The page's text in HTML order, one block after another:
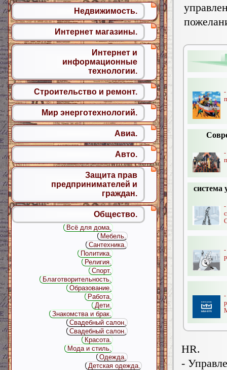
система
-
-
HR.
-
Недвижимость.
Интернет магазины.
Интернет и
информационные
технологии.
Строительство и ремонт.
Мир энерготехнологий.
Авиа.
Авто.
Защита прав
предпринимателей и
граждан.
Общество.
Всё для дома.
Мебель.
Сантехника.
Политика.
Религия.
Спорт.
Благотворительность.
Образование.
Работа.
Дети.
Знакомства и брак.
Свадебный салон.
Свадебный салон.
Красота.
Мода и стиль.
Одежда.
Детская одежда.